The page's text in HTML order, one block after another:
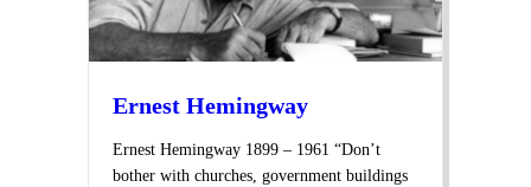
Ernest Hemingway
Ernest Hemingway 1899 – 1961 “Don’t
bother with churches, government buildings